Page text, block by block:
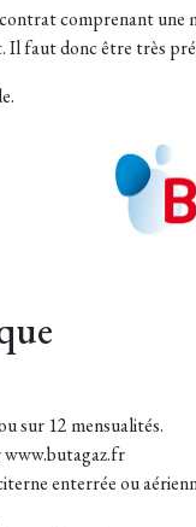
comprenant
faut donc être très
sur 12 mensualités.
www.butagaz.fr
enterrée ou